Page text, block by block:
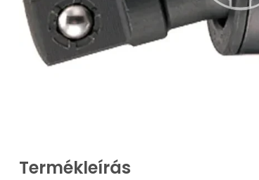
Termékleírás